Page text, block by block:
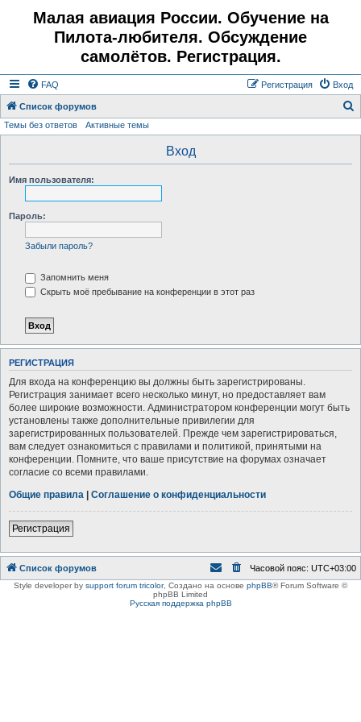
Малая авиация России. Обучение на
Пилота-любителя. Обсуждение
самолётов. Регистрация.
FAQ Вход
Регистрация
Список форумов
Темы без ответов Активные темы
Вход
Имя пользователя:
Пароль:
Забыли пароль?
Запомнить меня
Скрыть моё пребывание на конференции в этот раз
РЕГИСТРАЦИЯ
Для входа на конференцию вы должны быть зарегистрированы.
Регистрация занимает всего несколько минут, но предоставляет вам
более широкие возможности. Администратором конференции могут быть
установлены также дополнительные привилегии для
зарегистрированных пользователей. Прежде чем зарегистрироваться,
вам следует ознакомиться с правилами и политикой, принятыми на
конференции. Помните, что ваше присутствие на форумах означает
согласие со всеми правилами.
Общие правила | Соглашение о конфиденциальности
Регистрация
Список форумов Часовой пояс: UTC+03:00
Style developer by support forum tricolor, Создано на основе phpBB® Forum Software ©
phpBB Limited
Русская поддержка phpBB